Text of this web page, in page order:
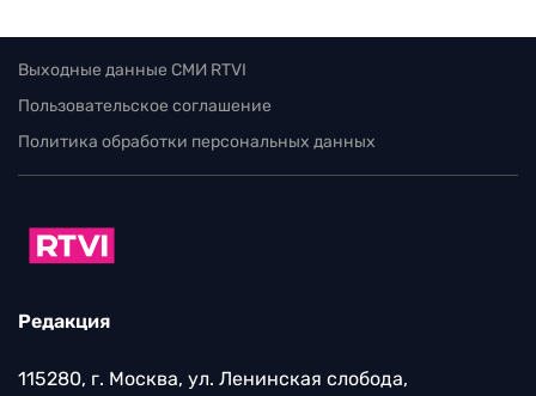
Выходные данные СМИ RTVI
Пользовательское соглашение
Политика обработки персональных данных
Редакция
115280, г. Москва, ул. Ленинская слобода,